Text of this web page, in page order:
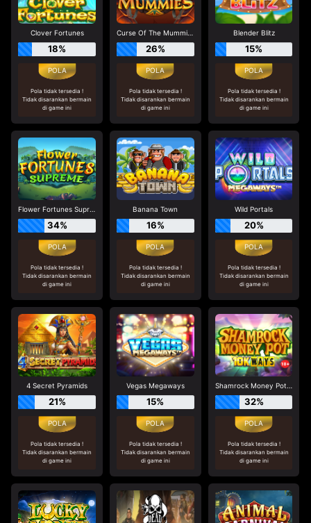
Clover Fortunes
18%
Pola tidak tersedia !
Tidak disarankan bermain
di game ini
Curse Of The Mummies
26%
Pola tidak tersedia !
Tidak disarankan bermain
di game ini
Blender Blitz
15%
Pola tidak tersedia !
Tidak disarankan bermain
di game ini
Flower Fortunes Supreme
34%
Pola tidak tersedia !
Tidak disarankan bermain
di game ini
Banana Town
16%
Pola tidak tersedia !
Tidak disarankan bermain
di game ini
Wild Portals
20%
Pola tidak tersedia !
Tidak disarankan bermain
di game ini
4 Secret Pyramids
21%
Pola tidak tersedia !
Tidak disarankan bermain
di game ini
Vegas Megaways
15%
Pola tidak tersedia !
Tidak disarankan bermain
di game ini
Shamrock Money Pot 10K Ways
32%
Pola tidak tersedia !
Tidak disarankan bermain
di game ini